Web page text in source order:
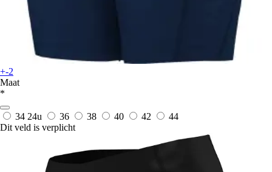
+-2
Maat
*
34 24u 36 38 40 42
44
Dit veld is verplicht